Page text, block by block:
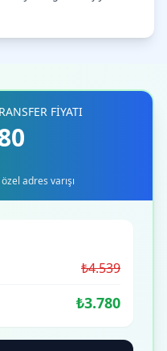
FİYATI
adres varışı
₺4.539
₺3.780